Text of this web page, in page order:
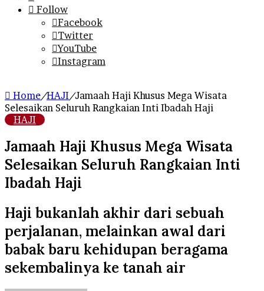
In
Follow
Facebook
Twitter
YouTube
Instagram
Home/HAJI/Jamaah Haji Khusus Mega Wisata
Selesaikan Seluruh Rangkaian Inti Ibadah Haji
HAJI
Jamaah Haji Khusus Mega Wisata
Selesaikan Seluruh Rangkaian Inti
Ibadah Haji
Haji bukanlah akhir dari sebuah
perjalanan, melainkan awal dari
babak baru kehidupan beragama
sekembalinya ke tanah air